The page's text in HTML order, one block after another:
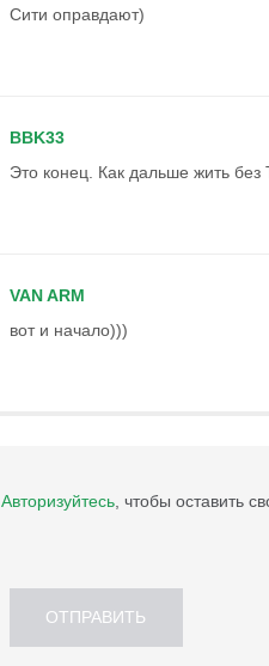
Сити оправдают)
BBK33
Это конец. Как дальше жить без
VAN ARM
вот и начало)))
Авторизуйтесь, чтобы оставить
ОТПРАВИТЬ